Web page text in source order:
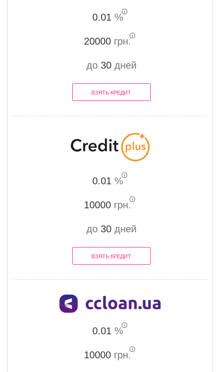
0.01 %
20000 грн.
до 30дней
ВЗЯТЬ КРЕДИТ
0.01 %
10000 грн.
до 30дней
ВЗЯТЬ КРЕДИТ
0.01%
10000 грн.